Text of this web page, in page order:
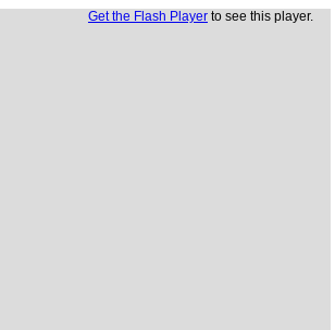
Get the Flash Playerto see this player.